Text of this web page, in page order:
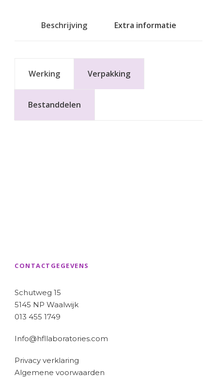
Beschrijving Extra informatie
Werking Verpakking
Bestanddelen
CONTACTGEGEVENS
Schutweg 15
5145 NP Waalwijk
013 455 1749
Info@hfllaboratories.com
Privacy verklaring
Algemene voorwaarden